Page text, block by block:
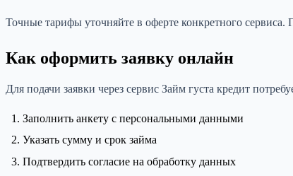
Точные тарифы уточняйте в оферте конкретного
Как оформить заявку онлайн
Для подачи заявки через сервис Займ густа кредит
Заполнить анкету с персональными данными
Указать сумму и срок займа
Подтвердить согласие на обработку данных